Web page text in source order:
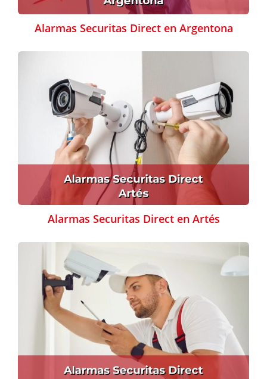
Alarmas Securitas Direct en Argentona
Alarmas Securitas Direct en Artés